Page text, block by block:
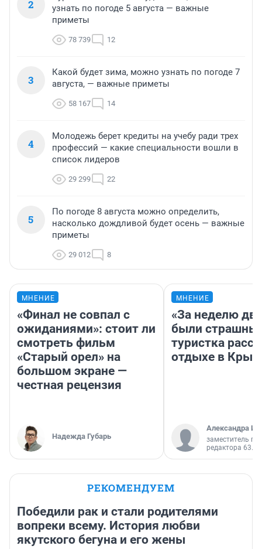
2
узнать по погоде 5 августа — важные
приметы
78 739 12
3
Какой будет зима, можно узнать по погоде 7
августа, — важные приметы
58 167 14
4
Молодежь берет кредиты на учебу ради трех
профессий — какие специальности вошли в
список лидеров
29 299 22
5
По погоде 8 августа можно определить,
насколько дождливой будет осень — важные
приметы
29 012 8
МНЕНИЕ
«Финал не совпал с
ожиданиями»: стоит ли
смотреть фильм
«Старый орел» на
большом экране —
честная рецензия
Надежда Губарь
МНЕНИЕ
«За неделю
были
туристка
отдыхе в
Александра
заместитель
редактора 63.RU
РЕКОМЕНДУЕМ
Победили рак и стали родителями
вопреки всему. История любви
якутского бегуна и его жены